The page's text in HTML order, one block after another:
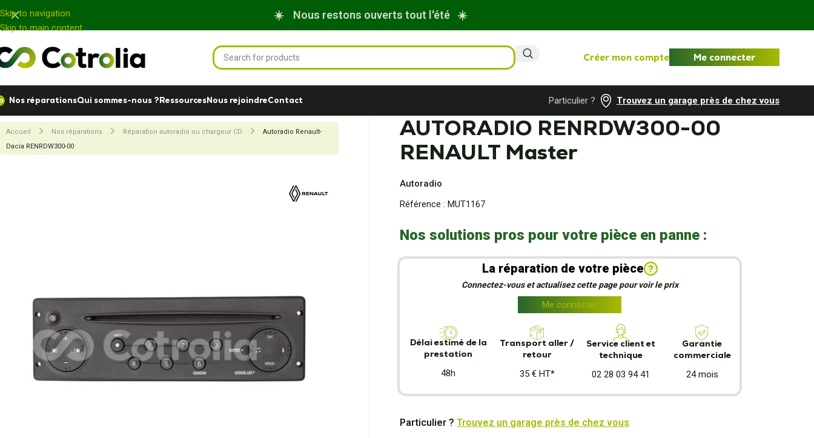
Panneau de gestion des cookies
Skip to navigation
Skip to main content
☀️ Nous restons ouverts tout l'été ☀️
Créer mon compte Me connecter
Nos réparationsQui sommes-nous ?RessourcesNous rejoindreContact Particulier ? Trouvez un garage près de chez vous
AUTORADIO RENRDW300-00
RENAULT Master
Autoradio
Référence :MUT1167
Nos solutions pros pour votre pièce en panne :
La réparation de votre pièce ?
Connectez-vous et actualisez cette page pour voir le prix
Me connecter
Délai estimé de la
prestation
48h
Transport aller /
retour
35 € HT*
Service client et
technique
02 28 03 94 41
Garantie
commerciale
24 mois
Particulier ?Trouvez un garage près de chez vous
Accueil Nos réparations Réparation autoradio ou chargeur CD
Autoradio Renault-
Dacia RENRDW300-00